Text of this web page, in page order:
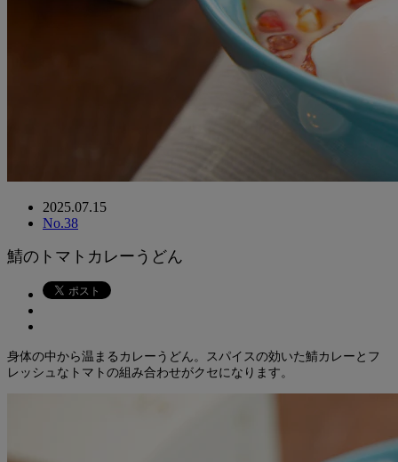
2025.07.15
No.38
鯖のトマトカレーうどん
身体の中から温まるカレーうどん。スパイスの効いた鯖カレーとフ
レッシュなトマトの組み合わせがクセになります。